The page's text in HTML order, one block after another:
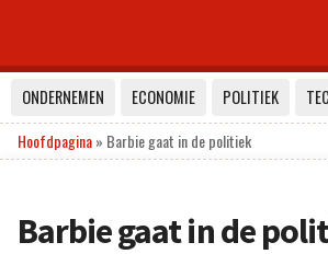
ONDERNEMEN ECONOMIE POLITIEK
Hoofdpagina» Barbie gaat in de politiek
Barbie gaat in de